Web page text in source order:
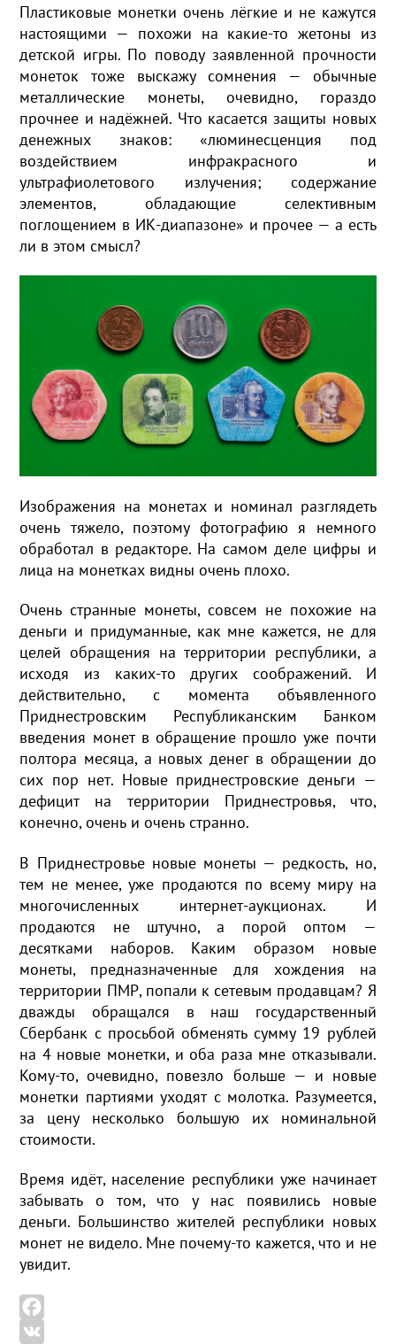
Пластиковые монетки очень лёгкие и не кажутся
настоящими — похожи на какие-то жетоны из
детской игры. По поводу заявленной прочности
монеток тоже выскажу сомнения — обычные
металлические монеты, очевидно, гораздо
прочнее и надёжней. Что касается защиты новых
денежных знаков: «люминесценция под
воздействием инфракрасного и
ультрафиолетового излучения; содержание
элементов, обладающие селективным
поглощением в ИК-диапазоне» и прочее — а есть
ли в этом смысл?
Изображения на монетах и номинал разглядеть
очень тяжело, поэтому фотографию я немного
обработал в редакторе. На самом деле цифры и
лица на монетках видны очень плохо.
Очень странные монеты, совсем не похожие на
деньги и придуманные, как мне кажется, не для
целей обращения на территории республики, а
исходя из каких-то других соображений. И
действительно, с момента объявленного
Приднестровским Республиканским Банком
введения монет в обращение прошло уже почти
полтора месяца, а новых денег в обращении до
сих пор нет. Новые приднестровские деньги —
дефицит на территории Приднестровья, что,
конечно, очень и очень странно.
В Приднестровье новые монеты — редкость, но,
тем не менее, уже продаются по всему миру на
многочисленных интернет-аукционах. И
продаются не штучно, а порой оптом —
десятками наборов. Каким образом новые
монеты, предназначенные для хождения на
территории ПМР, попали к сетевым продавцам? Я
дважды обращался в наш государственный
Сбербанк с просьбой обменять сумму 19 рублей
на 4 новые монетки, и оба раза мне отказывали.
Кому-то, очевидно, повезло больше — и новые
монетки партиями уходят с молотка. Разумеется,
за цену несколько большую их номинальной
стоимости.
Время идёт, население республики уже начинает
забывать о том, что у нас появились новые
деньги. Большинство жителей республики новых
монет не видело. Мне почему-то кажется, что и не
увидит.
F